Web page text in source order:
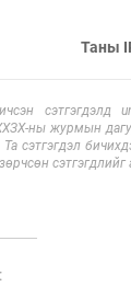
Таны
сэтгэгдэлд
ны журмын
Та сэтгэгдэл
сэтгэгдлийг